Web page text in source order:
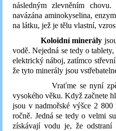
následným zlevněním
navázána aminokyselina,
na látku, jež je tělu vlastní,
Koloidní minerály
vodě. Nejedná se tedy o
elektrický náboj, zatímco
že tyto minerály jsou
Vraťme se nyní zpět k
vysokého věku. Když začnete
jsou v nadmořské výšce 2
ročně. Jedná se tedy o velmi
získávají vodu je, že odstraní